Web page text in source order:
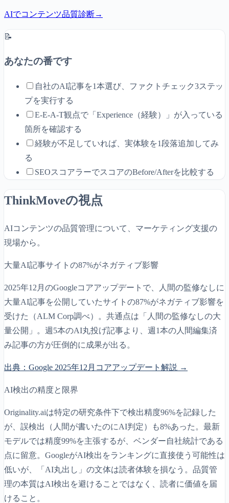
AIでコンテンツ品質診断→
📝
あなたの番です
自社のAI記事を1本選び、ファクトチェック3ステッ
プを実行する
E-E-A-T観点で「Experience（経験）」が入っている
箇所を確認する
経験が不足していれば、実体験を1段落追加してみ
る
SEOスコアラーでスコアのBefore/Afterを比較する
ThinkMoveの視点
AIコンテンツの品質管理について、マーケティング支援の
現場から。
大量AI記事サイトの87%がネガティブ影響
2025年12月のGoogleコアアップデートで、人間の監修なしに
大量AI記事を公開していたサイトの87%がネガティブ影響を
受けた（ALM Corp調べ）。共通点は「人間の監修なしの大
量公開」。週5本のAI丸投げ記事より、週1本の人間編集済
み記事の方が圧倒的に成果が出る。
出典： Google 2025年12月コアアップデート解説 →
AI検出の精度と限界
Originality.aiは特定の研究条件下で検出精度96%を記録した
が、誤検出（人間が書いたのにAI判定）も8%あった。最新
モデルでは精度99%を主張するが、ベンダー自社統計である
点に留意。GoogleがAI検出をランキングに直接使う可能性は
低いが、「AI丸出し」の文体は読者体験を損なう。品質管
理の本質はAI検出を避けることではなく、読者に価値を届
けること。